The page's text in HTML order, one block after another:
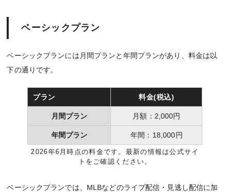
ベーシックプラン
ベーシックプランには月間プランと年間プランがあり、料金は以
下の通りです。
プラン 料金(税込)
月間プラン 月額：2,000円
年間プラン 年間：18,000円
2026年6月時点の料金です。最新の情報は公式サイ
トをご確認ください。
ベーシックプランでは、MLBなどのライブ配信・見逃し配信に加